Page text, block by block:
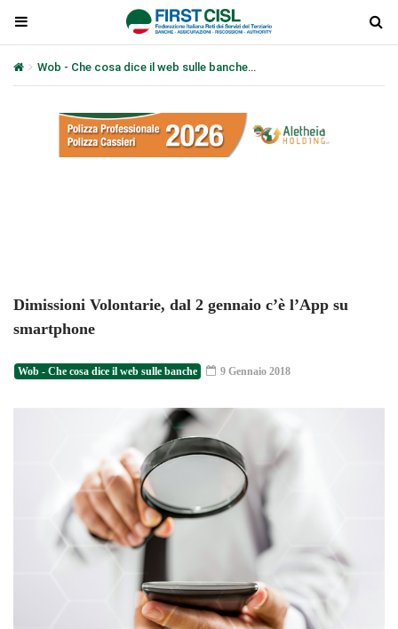
Wob - Che cosa dice il web sulle banche
Dimissioni Volontarie, dal 2 gennaio c’è l’App su
smartphone
Wob - Che cosa dice il web sulle banche 9 Gennaio 2018